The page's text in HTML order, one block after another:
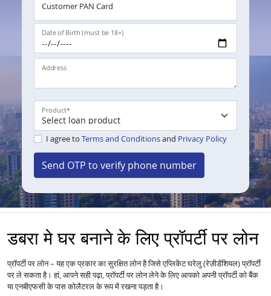
Customer PAN Card
Date of Birth (must be 18+)
Address
Product*
I agree to Terms and Conditionsand Privacy Policy
Send OTP to verify phone number
डबरा मे घर बनाने के लिए प्रॉपर्टी पर लोन
प्रॉपर्टी पर लोन – यह एक प्रकार का सुरक्षित लोन है जिसे एप्लिकेंट घरेलु (रेज़ीडेंशियल) प्रॉपर्टी
पर ले सकता है। हां, आपने सही पढ़ा, प्रॉपर्टी पर लोन लेने के लिए आपको अपनी प्रॉपर्टी को बैंक
या एनबीएफसी के पास कोलैटरल के रूप में रखना पड़ता है।